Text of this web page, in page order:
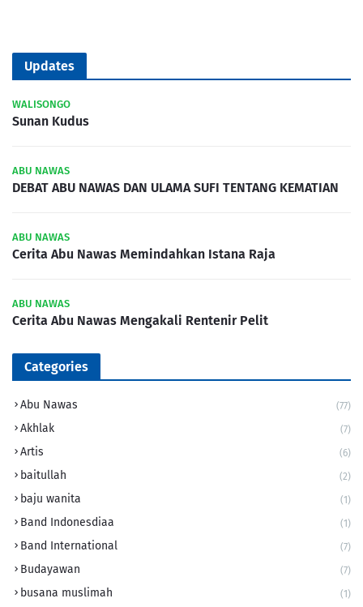
Updates
WALISONGO
Sunan Kudus
ABU NAWAS
DEBAT ABU NAWAS DAN ULAMA SUFI TENTANG KEMATIAN
ABU NAWAS
Cerita Abu Nawas Memindahkan Istana Raja
ABU NAWAS
Cerita Abu Nawas Mengakali Rentenir Pelit
Categories
Abu Nawas (77)
Akhlak (7)
Artis (6)
baitullah (2)
baju wanita (1)
Band Indonesdiaa (1)
Band International (7)
Budayawan (7)
busana muslimah (1)